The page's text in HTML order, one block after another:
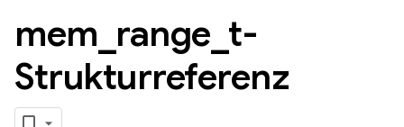
mem range t-
Strukturreferenz